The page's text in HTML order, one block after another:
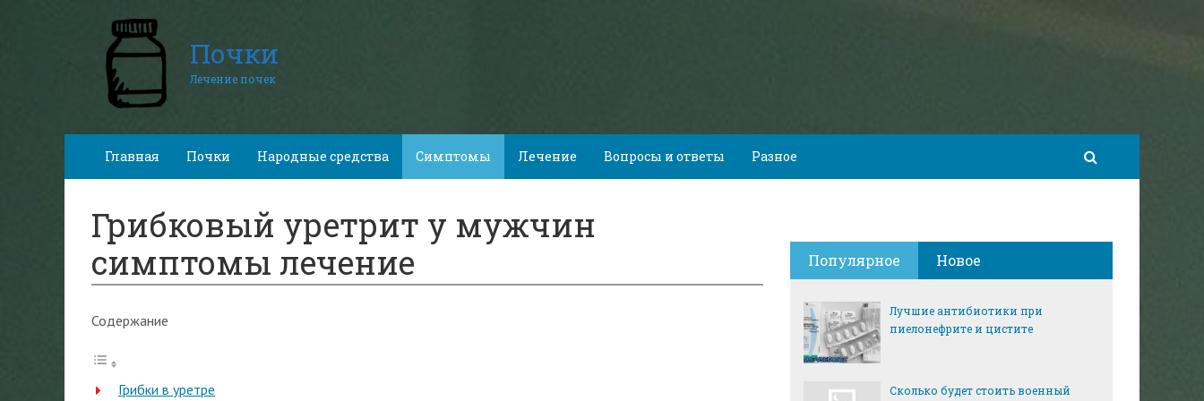
Почки
Лечение почек
Главная Почки Народные средства Симптомы Лечение Вопросы и ответы Разное
Грибковый уретрит у мужчин
симптомы лечение
Содержание
Грибки в уретре
Популярное Новое
Лучшие антибиотики при
пиелонефрите и цистите
Сколько будет стоить военный